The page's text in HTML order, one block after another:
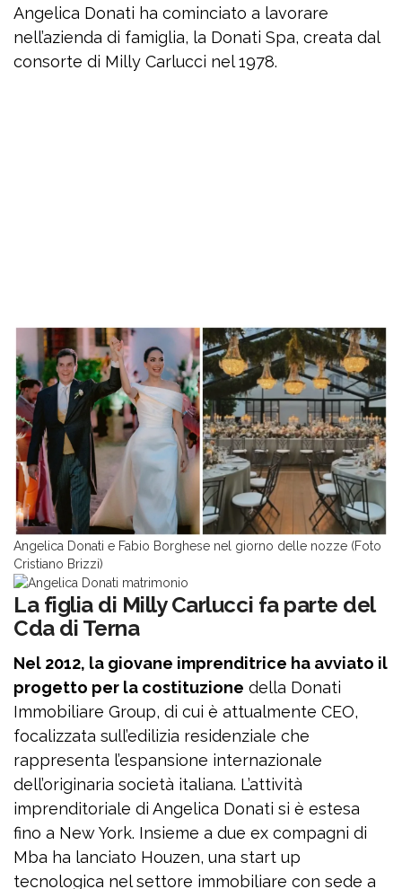
Angelica Donati ha cominciato a lavorare
nell’azienda di famiglia, la Donati Spa, creata dal
consorte di Milly Carlucci nel 1978.
Angelica Donati e Fabio Borghese nel giorno delle nozze (Foto
Cristiano Brizzi)
La figlia di Milly Carlucci fa parte del
Cda di Terna
Nel 2012, la giovane imprenditrice ha avviato il
progetto per la costituzione della Donati
Immobiliare Group, di cui è attualmente CEO,
focalizzata sull’edilizia residenziale che
rappresenta l’espansione internazionale
dell’originaria società italiana. L’attività
imprenditoriale di Angelica Donati si è estesa
fino a New York. Insieme a due ex compagni di
Mba ha lanciato Houzen, una start up
tecnologica nel settore immobiliare con sede a